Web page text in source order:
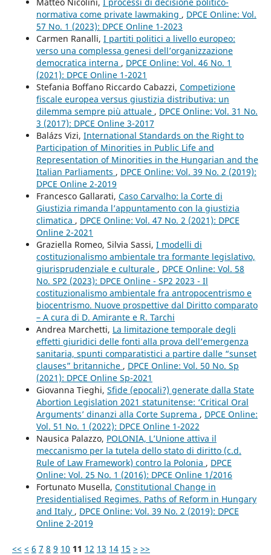
normativa come private lawmaking , DPCE Online: Vol.
57 No. 1 (2023): DPCE Online 1-2023
Carmen Ranalli, I partiti politici a livello europeo:
verso una complessa genesi dell’organizzazione
democratica interna , DPCE Online: Vol. 46 No. 1
(2021): DPCE Online 1-2021
Stefania Boffano Riccardo Cabazzi, Competizione
fiscale europea versus giustizia distributiva: un
dilemma sempre più attuale , DPCE Online: Vol. 31 No.
3 (2017): DPCE Online 3-2017
Balázs Vizi, International Standards on the Right to
Participation of Minorities in Public Life and
Representation of Minorities in the Hungarian and the
Italian Parliaments , DPCE Online: Vol. 39 No. 2 (2019):
DPCE Online 2-2019
Francesco Gallarati, Caso Carvalho: la Corte di
Giustizia rimanda l’appuntamento con la giustizia
climatica , DPCE Online: Vol. 47 No. 2 (2021): DPCE
Online 2-2021
Graziella Romeo, Silvia Sassi, I modelli di
costituzionalismo ambientale tra formante legislativo,
giurisprudenziale e culturale , DPCE Online: Vol. 58
No. SP2 (2023): DPCE Online - SP2 2023 - Il
costituzionalismo ambientale fra antropocentrismo e
biocentrismo. Nuove prospettive dal Diritto comparato
– A cura di D. Amirante e R. Tarchi
Andrea Marchetti, La limitazione temporale degli
effetti giuridici delle fonti alla prova dell’emergenza
sanitaria, spunti comparatistici a partire dalle “sunset
clauses” britanniche , DPCE Online: Vol. 50 No. Sp
(2021): DPCE Online Sp-2021
Giovanna Tieghi, Sfide (epocali?) generate dalla State
Abortion Legislation 2021 statunitense: ‘Critical Oral
Arguments’ dinanzi alla Corte Suprema , DPCE Online:
Vol. 51 No. 1 (2022): DPCE Online 1-2022
Nausica Palazzo, POLONIA, L’Unione attiva il
meccanismo per la tutela dello stato di diritto (c.d.
Rule of Law Framework) contro la Polonia , DPCE
Online: Vol. 25 No. 1 (2016): DPCE Online 1/2016
Fortunato Musella, Constitutional Change in
Presidentialised Regimes. Paths of Reform in Hungary
and Italy , DPCE Online: Vol. 39 No. 2 (2019): DPCE
Online 2-2019
<< < 6 7 8 9 10 11 12 13 14 15 > >>